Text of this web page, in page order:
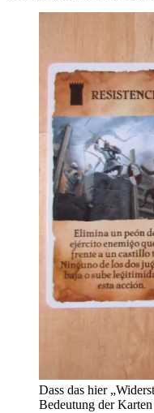
Dass das hier
Bedeutung der